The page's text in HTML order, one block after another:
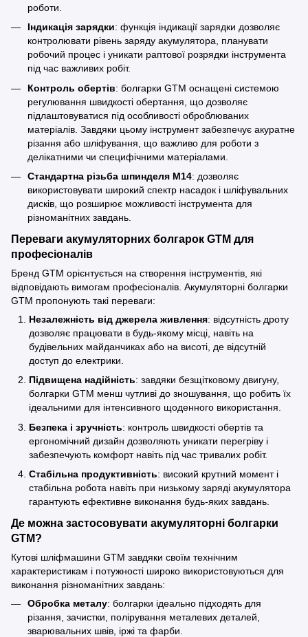
роботи.
Індикація зарядки: функція індикації зарядки дозволяє
контролювати рівень заряду акумулятора, планувати
робочий процес і уникати раптової розрядки інструмента
під час важливих робіт.
Контроль обертів: болгарки GTM оснащені системою
регулювання швидкості обертання, що дозволяє
підлаштовуватися під особливості оброблюваних
матеріалів. Завдяки цьому інструмент забезпечує акуратне
різання або шліфування, що важливо для роботи з
делікатними чи специфічними матеріалами.
Стандартна різьба шпинделя M14: дозволяє
використовувати широкий спектр насадок і шліфувальних
дисків, що розширює можливості інструмента для
різноманітних завдань.
Переваги акумуляторних болгарок GTM для
професіоналів
Бренд GTM орієнтується на створення інструментів, які
відповідають вимогам професіоналів. Акумуляторні болгарки
GTM пропонують такі переваги:
Незалежність від джерела живлення: відсутність дроту
дозволяє працювати в будь-якому місці, навіть на
будівельних майданчиках або на висоті, де відсутній
доступ до електрики.
Підвищена надійність: завдяки безщітковому двигуну,
болгарки GTM менш чутливі до зношування, що робить їх
ідеальними для інтенсивного щоденного використання.
Безпека і зручність: контроль швидкості обертів та
ергономічний дизайн дозволяють уникати перегріву і
забезпечують комфорт навіть під час тривалих робіт.
Стабільна продуктивність: високий крутний момент і
стабільна робота навіть при низькому заряді акумулятора
гарантують ефективне виконання будь-яких завдань.
Де можна застосовувати акумуляторні болгарки
GTM?
Кутові шліфмашини GTM завдяки своїм технічним
характеристикам і потужності широко використовуються для
виконання різноманітних завдань:
Обробка металу: болгарки ідеально підходять для
різання, зачистки, полірування металевих деталей,
зварювальних швів, іржі та фарби.